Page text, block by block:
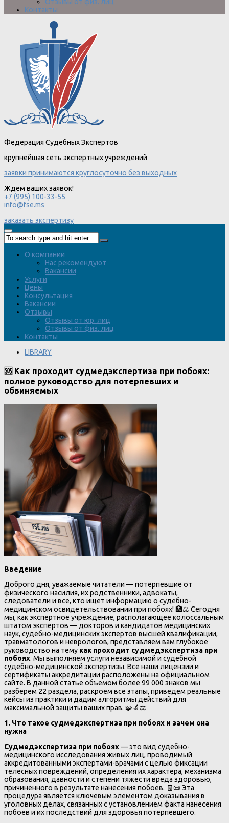
Отзывы от физ. лиц
Контакты
Федерация Судебных Экспертов
крупнейшая сеть экспертных учреждений
заявки принимаются круглосуточно без выходных
Ждем ваших заявок!
+7 (995) 100-33-55
info@fse.ms
заказать экспертизу
О компании
Нас рекомендуют
Вакансии
Услуги
Цены
Консультация
Вакансии
Отзывы
Отзывы от юр. лиц
Отзывы от физ. лиц
Контакты
LIBRARY
🆘 Как проходит судмедэкспертиза при побоях:
полное руководство для потерпевших и
обвиняемых
Введение
Доброго дня, уважаемые читатели — потерпевшие от
физического насилия, их родственники, адвокаты,
следователи и все, кто ищет информацию о судебно-
медицинском освидетельствовании при побоях! 🏥⚖️ Сегодня
мы, как экспертное учреждение, располагающее колоссальным
штатом экспертов — докторов и кандидатов медицинских
наук, судебно-медицинских экспертов высшей квалификации,
травматологов и неврологов, представляем вам глубокое
руководство на тему как проходит судмедэкспертиза при
побоях. Мы выполняем услуги независимой и судебной
судебно-медицинской экспертизы. Все наши лицензии и
сертификаты аккредитации расположены на официальном
сайте. В данной статье объемом более 99 000 знаков мы
разберем 22 раздела, раскроем все этапы, приведем реальные
кейсы из практики и дадим алгоритмы действий для
максимальной защиты ваших прав. 🧩🔬⚖️
1. Что такое судмедэкспертиза при побоях и зачем она
нужна
Судмедэкспертиза при побоях— это вид судебно-
медицинского исследования живых лиц, проводимый
аккредитованными экспертами-врачами с целью фиксации
телесных повреждений, определения их характера, механизма
образования, давности и степени тяжести вреда здоровью,
причиненного в результате нанесения побоев. 🧾📜 Эта
процедура является ключевым элементом доказывания в
уголовных делах, связанных с установлением факта нанесения
побоев и их последствий для здоровья потерпевшего.